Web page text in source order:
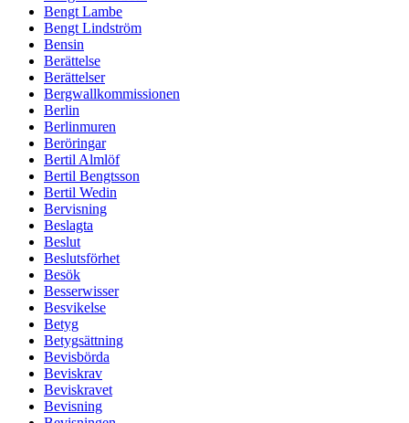
Bengt Lambe
Bengt Lindström
Bensin
Berättelse
Berättelser
Bergwallkommissionen
Berlin
Berlinmuren
Beröringar
Bertil Almlöf
Bertil Bengtsson
Bertil Wedin
Bervisning
Beslagta
Beslut
Beslutsförhet
Besök
Besserwisser
Besvikelse
Betyg
Betygsättning
Bevisbörda
Beviskrav
Beviskravet
Bevisning